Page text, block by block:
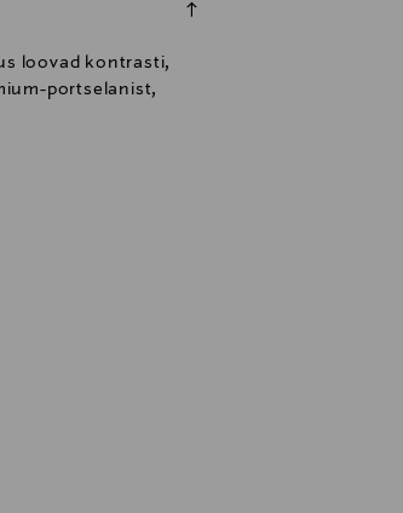
loovad kontrasti,
portselanist,